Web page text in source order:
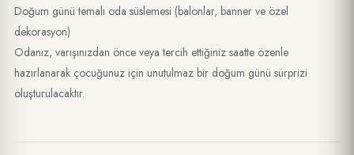
Doğum günü temalı oda süslemesi (balonlar, banner ve özel
dekorasyon)
Odanız, varışınızdan önce veya tercih ettiğiniz saatte özenle
hazırlanarak çocuğunuz için unutulmaz bir doğum günü sürprizi
oluşturulacaktır.